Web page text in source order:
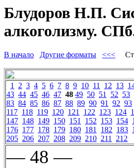
Блудоров Н.П.
алкоголизму.
В начало Другие форматы <<<
1 2 3 4 5 6 7 8 9 10 11 12 13
43 44 45 46 47 48 49 50 51 52 53
83 84 85 86 87 88 89 90 91 92 93
117 118 119 120 121 122 123 124
147 148 149 150 151 152 153 154
176 177 178 179 180 181 182 183
205 206 207 208 209 210 211 212
— 48 —